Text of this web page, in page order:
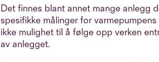
Det finnes blant annet mange anlegg
spesifikke målinger for
ikke mulighet til å følge opp verken
av anlegget.